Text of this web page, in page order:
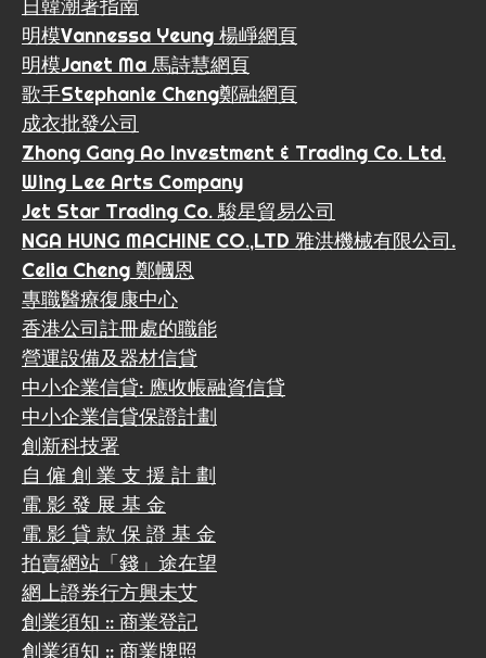
日韓潮著指南
明模Vannessa Yeung 楊崢網頁
明模Janet Ma 馬詩慧網頁
歌手Stephanie Cheng鄭融網頁
成衣批發公司
Zhong Gang Ao Investment & Trading Co. Ltd.
Wing Lee Arts Company
Jet Star Trading Co. 駿星貿易公司
NGA HUNG MACHINE CO.,LTD 雅洪機械有限公司.
Celia Cheng 鄭幗恩
專職醫療復康中心
香港公司註冊處的職能
營運設備及器材信貸
中小企業信貸: 應收帳融資信貸
中小企業信貸保證計劃
創新科技署
自 僱 創 業 支 援 計 劃
電 影 發 展 基 金
電 影 貸 款 保 證 基 金
拍賣網站「錢」途在望
網上證券行方興未艾
創業須知 :: 商業登記
創業須知 :: 商業牌照